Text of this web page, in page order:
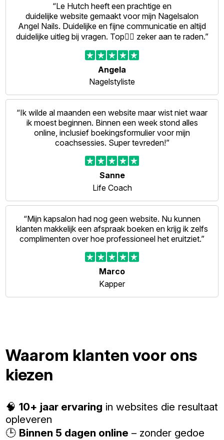
“Le Hutch heeft een prachtige en
duidelijke website gemaakt voor mijn Nagelsalon
Angel Nails. Duidelijke en fijne communicatie en altijd
duidelijke uitleg bij vragen. Top👍🏻 zeker aan te raden.”
Angela
Nagelstyliste
“Ik wilde al maanden een website maar wist niet waar
ik moest beginnen. Binnen een week stond alles
online, inclusief boekingsformulier voor mijn
coachsessies. Super tevreden!”
Sanne
Life Coach
“Mijn kapsalon had nog geen website. Nu kunnen
klanten makkelijk een afspraak boeken en krijg ik zelfs
complimenten over hoe professioneel het eruitziet.”
Marco
Kapper
Waarom klanten voor ons
kiezen
🧠10+ jaar ervaring in websites die resultaat
opleveren
🕒 Binnen 5 dagen online – zonder gedoe